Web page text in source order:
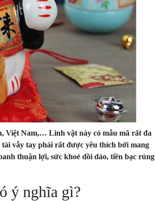
Việt Nam,… Linh vật này có mẫu mã rất đa
vẫy tay phải rất được yêu thích bởi mang
thuận lợi, sức khoẻ dồi dào, tiền bạc rủng
ý nghĩa gì?